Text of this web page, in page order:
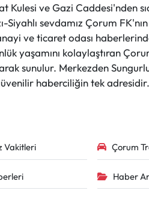
Kulesi ve Gazi Caddesi'nden
Siyahlı sevdamız Çorum
ve ticaret odası
yaşamını kolaylaştıran
sunulur. Merkezden
haberciliğin tek adresidir.
Vakitleri Çorum
Haber